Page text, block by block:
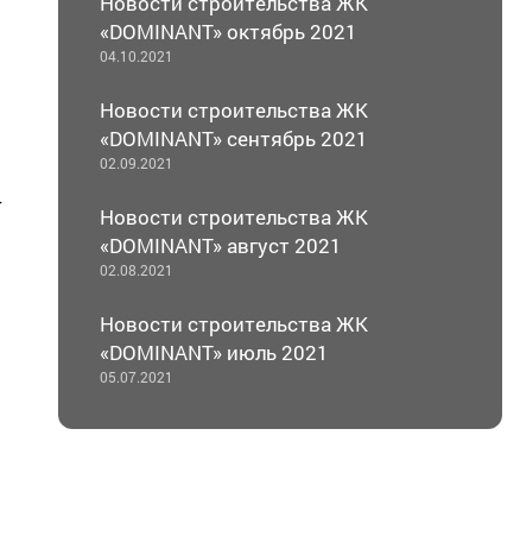
«DOMINANT» октябрь 2021
04.10.2021
Новости строительства ЖК
«DOMINANT» сентябрь 2021
02.09.2021
Новости строительства ЖК
«DOMINANT» август 2021
02.08.2021
Новости строительства ЖК
«DOMINANT» июль 2021
05.07.2021